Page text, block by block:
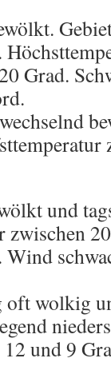
Grad.
und
zwischen
oft wolkig
und 9